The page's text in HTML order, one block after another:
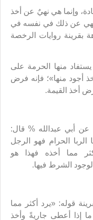
وإنما هي نهيٌ عن أخذ
عن ذلك في نفسه في
بقرينة روايات الرخصة
يستفاد منها الحرمة على
أجود منها»؛ فإنه فرض
أخذ القيمة.
أبي عبدالله % قال:
الربا الحرام فهو الرجل
مما أخذه فهذا هو
الشرط فيها.
قوله: «يرد أكثر مما
إذا أعطى جاريةً وأخذ